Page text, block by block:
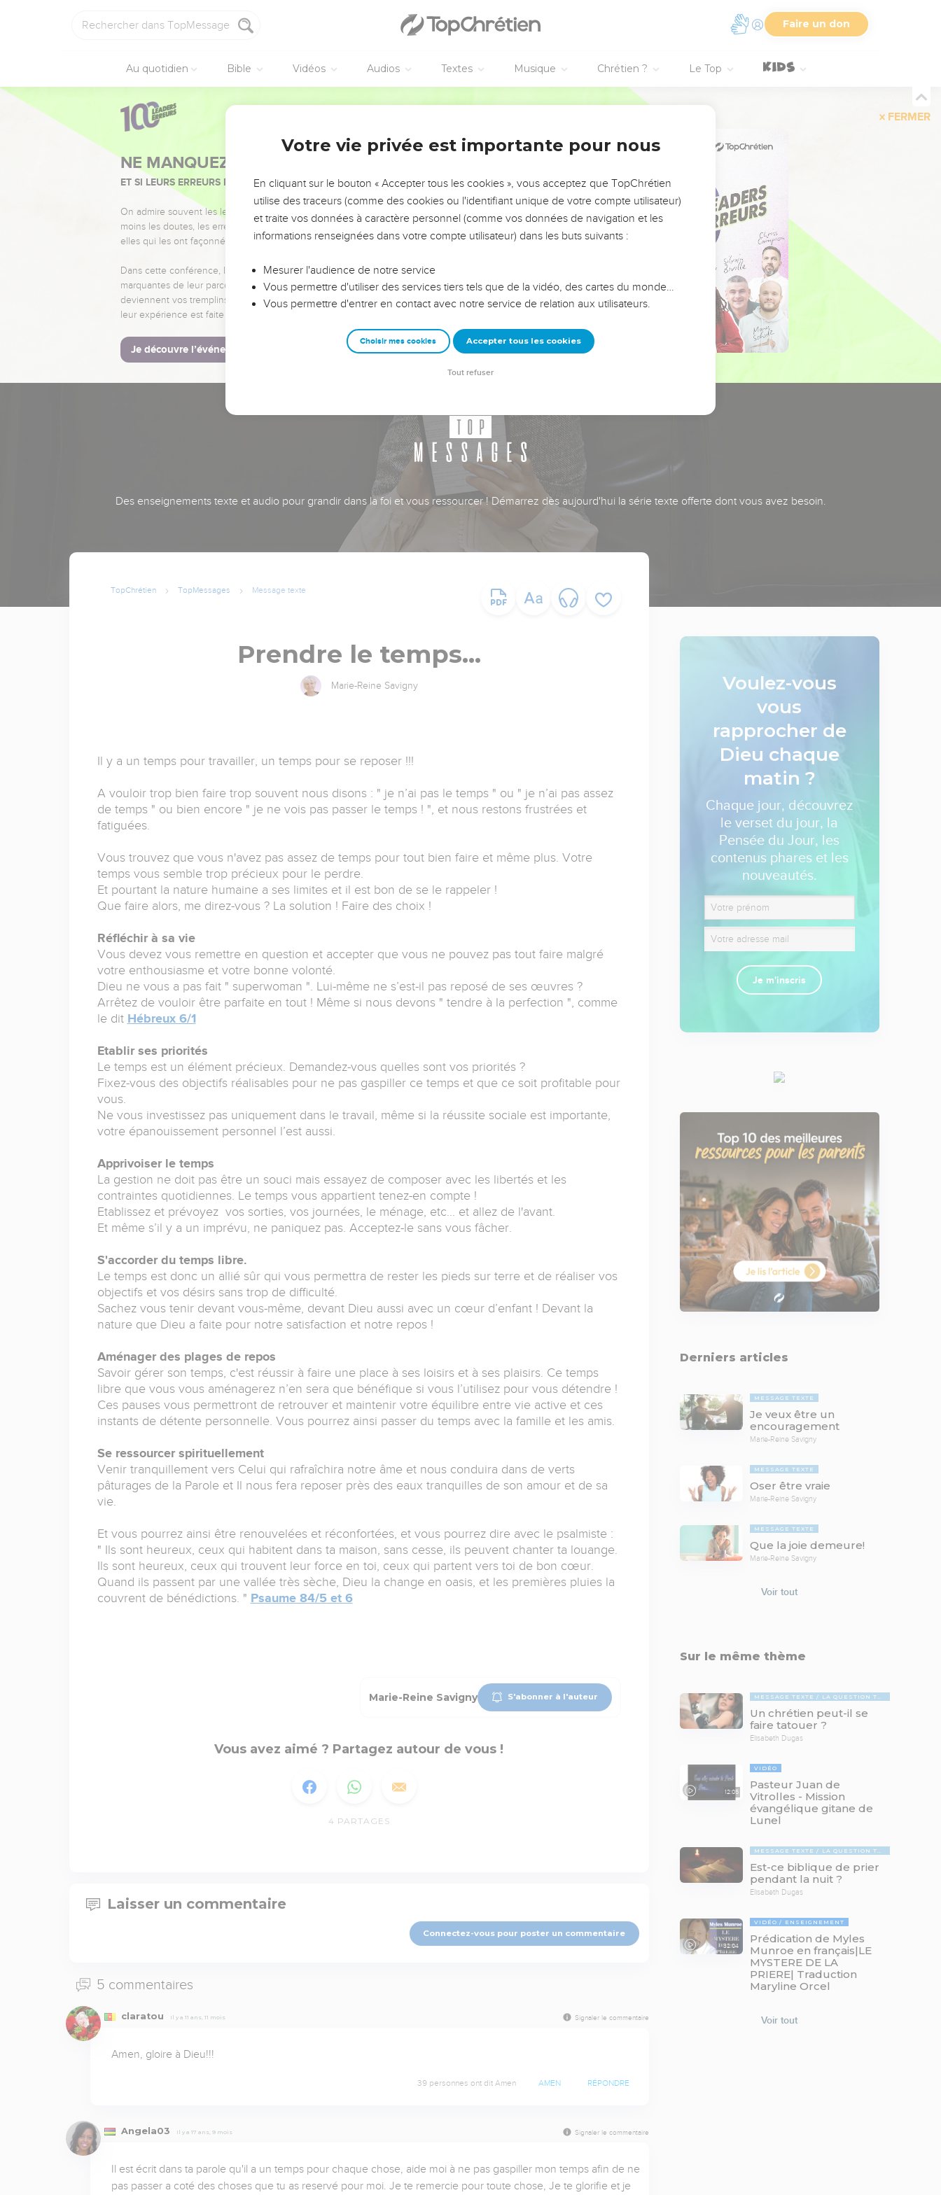
Faire un don
Au quotidien Bible Vidéos Audios Textes Musique Chrétien ? Le Top
FERMER
NE MANQUEZ PAS L’ÉVÉNEMENT DE L’ANNÉE !
ET SI LEURS ERREURS POUVAIENT VOUS ÉVITER LES VOTRES ?
On admire souvent les leaders pour leurs réussites, leur impact, leur foi ou leur vision. Mais on voit
moins les doutes, les erreurs et les saisons difficiles qu'ils ont traversés, alors même que ce sont
elles qui les ont façonnés.
Dans cette conférence, leaders, entrepreneurs, et responsables reviennent sur les erreurs
marquantes de leur parcours et les clés pour avancer avec plus de sagesse afin que leurs erreurs
deviennent vos tremplins. Que vous guidiez un ministère, une équipe, un groupe ou une famille,
leur expérience est faite pour vous.
Je découvre l’événement
Des enseignements texte et audio pour grandir dans la foi et vous ressourcer ! Démarrez dès aujourd'hui la série texte offerte dont vous avez besoin.
TopChrétien TopMessages Message texte
Prendre le temps…
Marie-Reine Savigny
Il y a un temps pour travailler, un temps pour se reposer !!!
A vouloir trop bien faire trop souvent nous disons : " je n’ai pas le temps " ou " je n’ai pas assez
de temps " ou bien encore " je ne vois pas passer le temps ! ", et nous restons frustrées et
fatiguées.
Vous trouvez que vous n'avez pas assez de temps pour tout bien faire et même plus. Votre
temps vous semble trop précieux pour le perdre.
Et pourtant la nature humaine a ses limites et il est bon de se le rappeler !
Que faire alors, me direz-vous ? La solution ! Faire des choix !
Réfléchir à sa vie
Vous devez vous remettre en question et accepter que vous ne pouvez pas tout faire malgré
votre enthousiasme et votre bonne volonté.
Dieu ne vous a pas fait " superwoman ". Lui-même ne s’est-il pas reposé de ses œuvres ?
Arrêtez de vouloir être parfaite en tout ! Même si nous devons " tendre à la perfection ", comme
le dit Hébreux 6/1
Etablir ses priorités
Le temps est un élément précieux. Demandez-vous quelles sont vos priorités ?
Fixez-vous des objectifs réalisables pour ne pas gaspiller ce temps et que ce soit profitable pour
vous.
Ne vous investissez pas uniquement dans le travail, même si la réussite sociale est importante,
votre épanouissement personnel l’est aussi.
Apprivoiser le temps
La gestion ne doit pas être un souci mais essayez de composer avec les libertés et les
contraintes quotidiennes. Le temps vous appartient tenez-en compte !
Etablissez et prévoyez vos sorties, vos journées, le ménage, etc… et allez de l'avant.
Et même s’il y a un imprévu, ne paniquez pas. Acceptez-le sans vous fâcher.
S'accorder du temps libre.
Le temps est donc un allié sûr qui vous permettra de rester les pieds sur terre et de réaliser vos
objectifs et vos désirs sans trop de difficulté.
Sachez vous tenir devant vous-même, devant Dieu aussi avec un cœur d’enfant ! Devant la
nature que Dieu a faite pour notre satisfaction et notre repos !
Aménager des plages de repos
Savoir gérer son temps, c'est réussir à faire une place à ses loisirs et à ses plaisirs. Ce temps
libre que vous vous aménagerez n’en sera que bénéfique si vous l’utilisez pour vous détendre !
Ces pauses vous permettront de retrouver et maintenir votre équilibre entre vie active et ces
instants de détente personnelle. Vous pourrez ainsi passer du temps avec la famille et les amis.
Se ressourcer spirituellement
Venir tranquillement vers Celui qui rafraîchira notre âme et nous conduira dans de verts
pâturages de la Parole et Il nous fera reposer près des eaux tranquilles de son amour et de sa
vie.
Et vous pourrez ainsi être renouvelées et réconfortées, et vous pourrez dire avec le psalmiste :
" Ils sont heureux, ceux qui habitent dans ta maison, sans cesse, ils peuvent chanter ta louange.
Ils sont heureux, ceux qui trouvent leur force en toi, ceux qui partent vers toi de bon cœur.
Quand ils passent par une vallée très sèche, Dieu la change en oasis, et les premières pluies la
couvrent de bénédictions. " Psaume 84/5 et 6
Marie-Reine Savigny S'abonner à l'auteur
Vous avez aimé ? Partagez autour de vous !
4 PARTAGES
Laisser un commentaire
Connectez-vous pour poster un commentaire
5 commentaires
claratou Il y a 11 ans, 11 mois Signaler le commentaire
Amen, gloire à Dieu!!!
39 personnes ont dit Amen AMEN RÉPONDRE
Angela03 Il y a 17 ans, 9 mois Signaler le commentaire
Il est écrit dans ta parole qu'il a un temps pour chaque chose, aide moi à ne pas gaspiller mon temps afin de ne
pas passer a coté des choses que tu as reservé pour moi. Je te remercie pour toute chose, Je te glorifie et je
Voulez-vous
vous
rapprocher de
Dieu chaque
matin ?
Chaque jour, découvrez
le verset du jour, la
Pensée du Jour, les
contenus phares et les
nouveautés.
Je m'inscris
Derniers articles
MESSAGE TEXTE
Je veux être un
encouragement
Marie-Reine Savigny
MESSAGE TEXTE
Oser être vraie
Marie-Reine Savigny
MESSAGE TEXTE
Que la joie demeure!
Marie-Reine Savigny
Voir tout
Sur le même thème
MESSAGE TEXTE LA QUESTION TABOUE
Un chrétien peut-il se
faire tatouer ?
Elisabeth Dugas
12:05
VIDÉO
Pasteur Juan de
Vitrolles - Mission
évangélique gitane de
Lunel
MESSAGE TEXTE LA QUESTION TABOUE
Est-ce biblique de prier
pendant la nuit ?
Elisabeth Dugas
32:04
VIDÉO ENSEIGNEMENT
Prédication de Myles
Munroe en français|LE
MYSTERE DE LA
PRIERE| Traduction
Maryline Orcel
Voir tout
Votre vie privée est importante pour nous
En cliquant sur le bouton « Accepter tous les cookies », vous acceptez que TopChrétien
utilise des traceurs (comme des cookies ou l'identifiant unique de votre compte utilisateur)
et traite vos données à caractère personnel (comme vos données de navigation et les
informations renseignées dans votre compte utilisateur) dans les buts suivants :
Mesurer l'audience de notre service
Vous permettre d'utiliser des services tiers tels que de la vidéo, des cartes du monde…
Vous permettre d'entrer en contact avec notre service de relation aux utilisateurs.
Choisir mes cookies Accepter tous les cookies
Tout refuser